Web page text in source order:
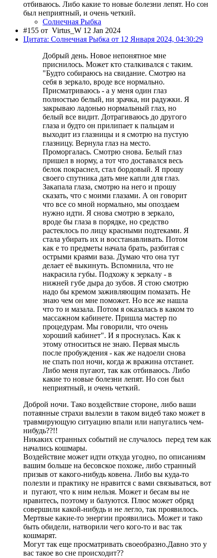
отбиваюсь. Либо какие то новые болезни лепят. Но сон
был неприятный, и очень четкий.
Солнечная Рыбка
#155 от Virtus_W 12 Jan 2024
Цитата: Солнечная Рыбка от 12 Января 2024, 04:30:29
Добрый день. Новое непонятное мне
приснилось. Может кто сталкивался с таким.
"Будто собираюсь на свидание. Смотрю на
себя в зеркало, вроде все нормально.
Присматриваюсь - а у меня один глаз
полностью белый, ни зрачка, ни радужки. Я
закрываю ладонью нормальный глаз, но
белый все видит. Дотрагиваюсь до другого
глаза и будто он прилипает к пальцам и
выходит из глазницы и я смотрю на пустую
глазницу. Вернула глаз на место.
Проморгалась. Смотрю снова. Белый глаз
пришел в норму, а тот что доставался весь
белок покраснел, стал бордовый. Я прошу
своего спутника дать мне капли для глаз.
Закапала глаза, смотрю на него и прошу
сказать, что с моими глазами. А он говорит
что все со мной нормально, мы опоздаем
нужно идти. Я снова смотрю в зеркало,
вроде бы глаза в порядке, но средство
растеклось по лицу красными подтеками. Я
стала убирать их и восстанавливать. Потом
как е то предметы начала брать, разбитая с
острыми краями ваза. Думаю что она тут
делает её выкинуть. Вспомнила, что не
накрасила губы. Подхожу к зеркалу - в
нижней губе дыра до зубов. Я стою смотрю
надо бы кремом заживляющим помазать. Не
знаю чем он мне поможет. Но все же нашла
что то и мазала. Потом я оказалась в каком то
массажном кабинете. Пришла мастер по
процедурам. Мы говорили, что очень
хороший кабинет". И я проснулась. Как к
этому относиться не знаю. Первая мысль
после пробуждения - как же надоели снова
не спать пол ночи, когда ж вражина отстанет.
Либо меня пугают, так как отбиваюсь. Либо
какие то новые болезни лепят. Но сон был
неприятный, и очень четкий.
Доброй ночи. Тако воздействие стороне, либо ваши
потаянные страхи вылезли в таком видеб тако может в
травмирующую ситуацию впали или напугались чем-
нибудь??!!
Никаких странных событий не случалось перед тем как
начались кошмары.
Воздействие может идти откуда угодно, по описаниям
вашим больше на бесовское похоже, либо странный
призыв от какого-нибудь ковена. Либо вы куда-то
полезли и практику не нравится с вами связываться, вот
и пугают, что к ним нельзя. Может и бесам вы не
нравитесь, поэтому и балуются. Плюс может обряд
совершили какой-нибудь и не легло, так проявилось.
Мертвые какие-то энергии проявились. Может и тако
быть обидели, натворили чего кого-то и вас так
кошмарят.
Могут так еще просматривать своеобразно.Давно это у
вас такое во сне происходит??